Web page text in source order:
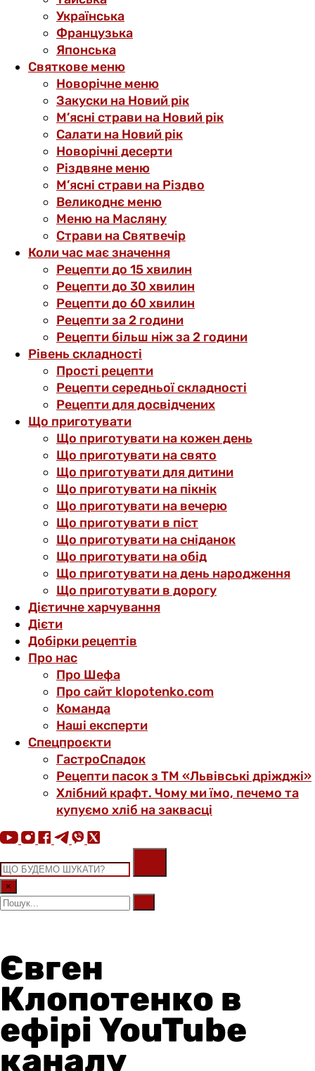
Українська
Французька
Японська
Святкове меню
Новорічне меню
Закуски на Новий рік
М’ясні страви на Новий рік
Салати на Новий рік
Новорічні десерти
Різдвяне меню
М’ясні страви на Різдво
Великоднє меню
Меню на Масляну
Страви на Святвечір
Коли час має значення
Рецепти до 15 хвилин
Рецепти до 30 хвилин
Рецепти до 60 хвилин
Рецепти за 2 години
Рецепти більш ніж за 2 години
Рівень складності
Прості рецепти
Рецепти середньої складності
Рецепти для досвідчених
Що приготувати
Що приготувати на кожен день
Що приготувати на свято
Що приготувати для дитини
Що приготувати на пікнік
Що приготувати на вечерю
Що приготувати в піст
Що приготувати на сніданок
Що приготувати на обід
Що приготувати на день народження
Що приготувати в дорогу
Дієтичне харчування
Дієти
Добірки рецептів
Про нас
Про Шефа
Про сайт klopotenko.com
Команда
Наші експерти
Спецпроєкти
ГастроСпадок
Рецепти пасок з ТМ «Львівські дріжджі»
Хлібний крафт. Чому ми їмо, печемо та
купуємо хліб на заквасці
×
Євген
Клопотенко в
ефірі YouTube
каналу